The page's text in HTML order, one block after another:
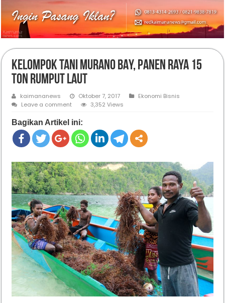
Kelompok Tani MURANO BAY, Panen Raya 15
Ton Rumput Laut
kaimananews Oktober 7, 2017
Ekonomi Bisnis
Leave a comment
3,352 Views
Bagikan Artikel ini: